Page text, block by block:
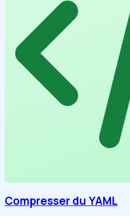
Compresser du YAML